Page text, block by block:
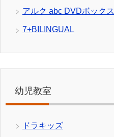
アルク abc DVDボックス
7+BILINGUAL
幼児教室
ドラキッズ